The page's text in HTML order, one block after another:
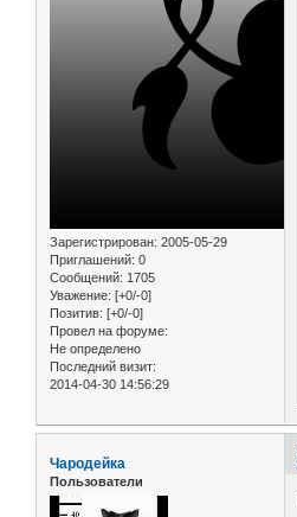
Зарегистрирован: 2005-05-29
Приглашений: 0
Сообщений: 1705
Уважение: [+0/-0]
Позитив: [+0/-0]
Провел на форуме:
Не определено
Последний визит:
2014-04-30 14:56:29
Чародейка
Пользователи